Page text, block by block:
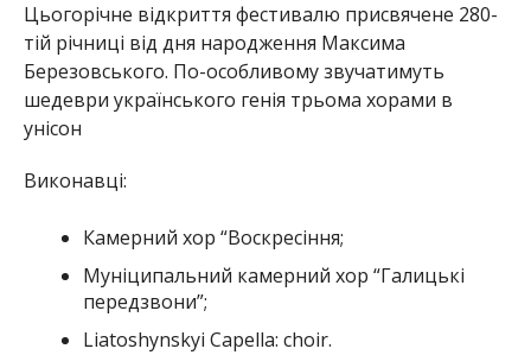
Цьогорічне відкриття фестивалю присвячене 280-
тій річниці від дня народження Максима
Березовського. По-особливому звучатимуть
шедеври українського генія трьома хорами в
унісон
Виконавці:
Камерний хор “Воскресіння;
Муніципальний камерний хор “Галицькі
передзвони”;
Liatoshynskyi Capella: choir.